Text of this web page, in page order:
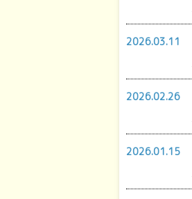
2026.03.11
2026.02.26
2026.01.15